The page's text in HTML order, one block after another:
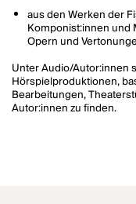
aus den Werken der
Komponist:innen und
Opern und
Unter Audio/Autor:innen
Hörspielproduktionen,
Bearbeitungen,
Autor:innen zu finden.